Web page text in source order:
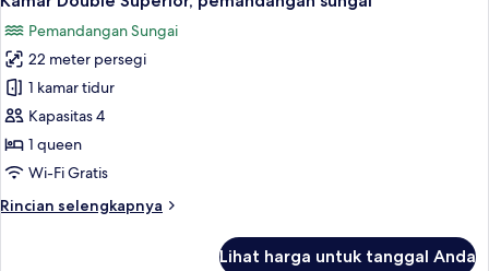
semua
foto
untuk
Kamar
Double
Superior,
pemandangan
Pemandangan Sungai
22 meter persegi
1 kamar tidur
Kapasitas 4
1 queen
Wi-Fi Gratis
Rincian selengkapnya
Rincian
Lihat harga untuk tanggal Anda